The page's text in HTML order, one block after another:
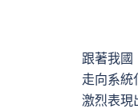
跟著我國
走向系統
激烈表現